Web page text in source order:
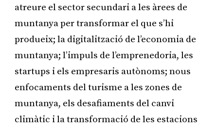
atreure el sector secundari a les àrees de
muntanya per transformar el que s’hi
produeix; la digitalització de l’economia de
muntanya; l’impuls de l’emprenedoria, les
startups i els empresaris autònoms; nous
enfocaments del turisme a les zones de
muntanya, els desafiaments del canvi
climàtic i la transformació de les estacions